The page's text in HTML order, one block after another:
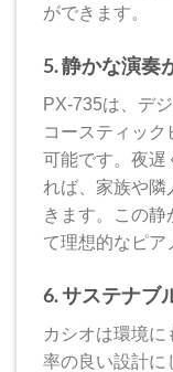
ができます。
5. 静かな演奏
PX-735は、デ
コースティッ
可能です。夜遅
れば、家族や隣
きます。この
て理想的なピア
6. サステナブ
カシオは環境
率の良い設計に